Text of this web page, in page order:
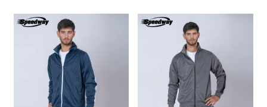
TEXTTRANSPARENTE TEXTTRANSPARENTE